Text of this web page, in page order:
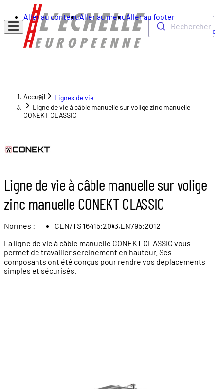
Aller au contenuAller au menuAller au footer
Rechercher
0
Accueil
Lignes de vie
Ligne de vie à câble manuelle sur volige zinc manuelle
CONEKT CLASSIC
Ligne de vie à câble manuelle sur volige
zinc manuelle CONEKT CLASSIC
Normes : CEN/TS 16415:2013,EN795:2012
La ligne de vie à câble manuelle CONEKT CLASSIC vous
permet de travailler sereinement en hauteur. Ses
composants ont été conçus pour rendre vos déplacements
simples et sécurisés.